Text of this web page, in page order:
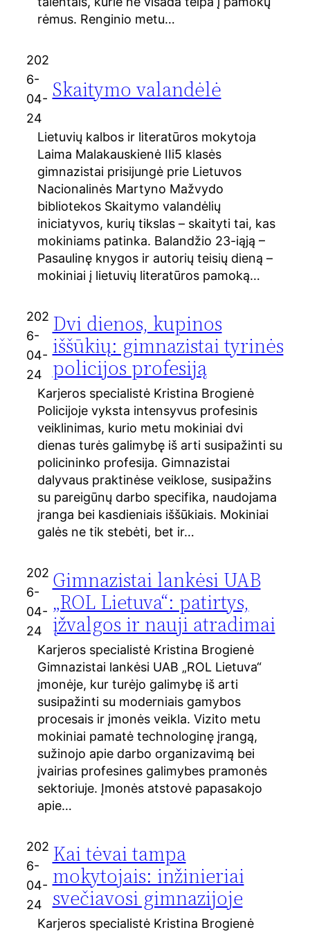
rėmus. Renginio metu…
202
6-
04-
24
Skaitymo valandėlė
Lietuvių kalbos ir literatūros mokytoja
Laima Malakauskienė IIi5 klasės
gimnazistai prisijungė prie Lietuvos
Nacionalinės Martyno Mažvydo
bibliotekos Skaitymo valandėlių
iniciatyvos, kurių tikslas – skaityti tai, kas
mokiniams patinka. Balandžio 23-iąją –
Pasaulinę knygos ir autorių teisių dieną –
mokiniai į lietuvių literatūros pamoką…
202
6-
04-
24
Dvi dienos, kupinos
iššūkių: gimnazistai tyrinės
policijos profesiją
Karjeros specialistė Kristina Brogienė
Policijoje vyksta intensyvus profesinis
veiklinimas, kurio metu mokiniai dvi
dienas turės galimybę iš arti susipažinti su
policininko profesija. Gimnazistai
dalyvaus praktinėse veiklose, susipažins
su pareigūnų darbo specifika, naudojama
įranga bei kasdieniais iššūkiais. Mokiniai
galės ne tik stebėti, bet ir…
202
6-
04-
24
Gimnazistai lankėsi UAB
„ROL Lietuva“: patirtys,
įžvalgos ir nauji atradimai
Karjeros specialistė Kristina Brogienė
Gimnazistai lankėsi UAB „ROL Lietuva“
įmonėje, kur turėjo galimybę iš arti
susipažinti su moderniais gamybos
procesais ir įmonės veikla. Vizito metu
mokiniai pamatė technologinę įrangą,
sužinojo apie darbo organizavimą bei
įvairias profesines galimybes pramonės
sektoriuje. Įmonės atstovė papasakojo
apie…
202
6-
04-
24
Kai tėvai tampa
mokytojais: inžinieriai
svečiavosi gimnazijoje
Karjeros specialistė Kristina Brogienė